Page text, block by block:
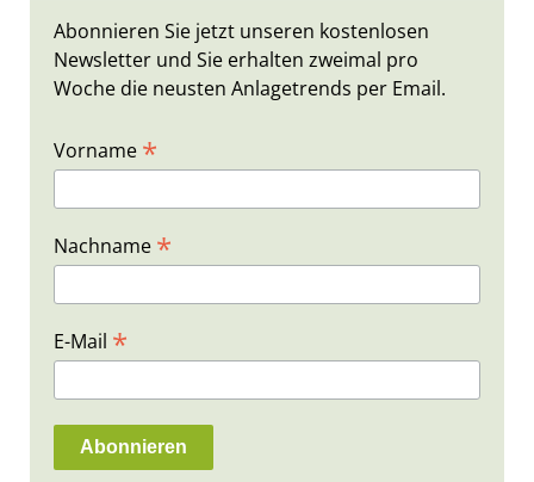
Abonnieren Sie jetzt unseren kostenlosen
Newsletter und Sie erhalten zweimal pro
Woche die neusten Anlagetrends per Email.
Vorname *
Nachname *
E-Mail *